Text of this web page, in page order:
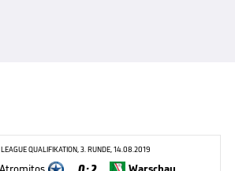
QUALIFIKATION, 3. RUNDE, 14.08.2019